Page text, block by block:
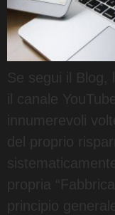
Se segui il Blog,
il canale
innumerevoli
del proprio
propria
principio